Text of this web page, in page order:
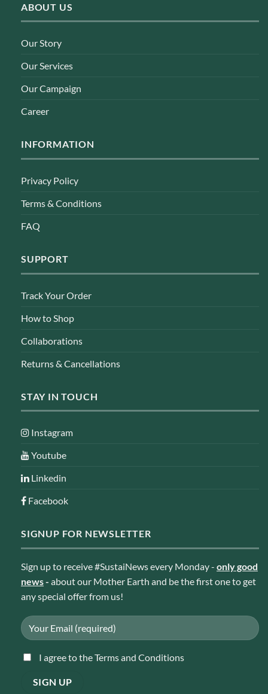
ABOUT US
Our Story
Our Services
Our Campaign
Career
INFORMATION
Privacy Policy
Terms & Conditions
FAQ
SUPPORT
Track Your Order
How to Shop
Collaborations
Returns & Cancellations
STAY IN TOUCH
Instagram
Youtube
Linkedin
Facebook
SIGNUP FOR NEWSLETTER
Sign up to receive #SustaiNews every Monday - only good
news- about our Mother Earth and be the first one to get
any special offer from us!
I agree to the Terms and Conditions